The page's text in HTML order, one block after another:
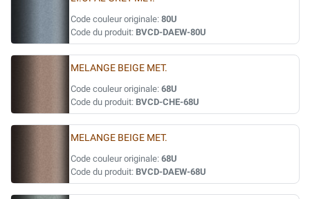
Code couleur originale: 80U
Code du produit: BVCD-DAEW-80U
MELANGE BEIGE MET.
Code couleur originale: 68U
Code du produit: BVCD-CHE-68U
MELANGE BEIGE MET.
Code couleur originale: 68U
Code du produit: BVCD-DAEW-68U